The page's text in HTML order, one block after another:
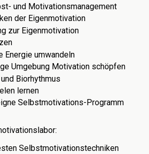
und Motivationsmanagement
der Eigenmotivation
zur Eigenmotivation
Energie umwandeln
Umgebung Motivation schöpfen
Biorhythmus
lernen
Selbstmotivations-Programm
Selbstmotivationstechniken